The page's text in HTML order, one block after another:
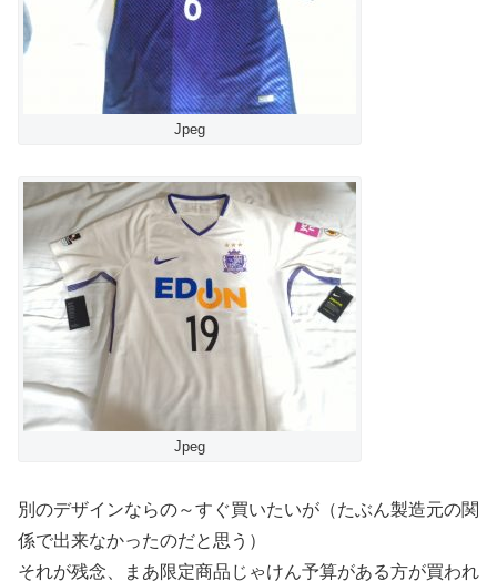
Jpeg
Jpeg
別のデザインならの～すぐ買いたいが（たぶん製造元の関
係で出来なかったのだと思う）
それが残念、まあ限定商品じゃけん予算がある方が買われ